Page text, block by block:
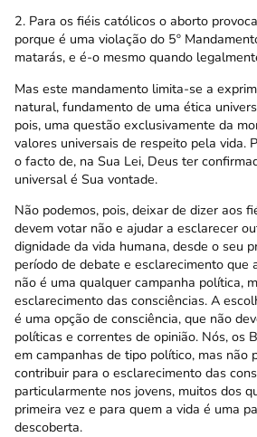
2. Para os fiéis católicos o aborto
porque é uma violação do 5º
matarás, e é-o mesmo quando
Mas este mandamento limita-se a
natural, fundamento de uma ética
pois, uma questão exclusivamente da
valores universais de respeito pela vida.
o facto de, na Sua Lei, Deus ter
universal é Sua vontade.
Não podemos, pois, deixar de dizer aos
devem votar não e ajudar a esclarecer
dignidade da vida humana, desde o seu
período de debate e esclarecimento que
não é uma qualquer campanha política,
esclarecimento das consciências. A
é uma opção de consciência, que não
políticas e correntes de opinião. Nós, os
em campanhas de tipo político, mas não
contribuir para o esclarecimento das
particularmente nos jovens, muitos dos
primeira vez e para quem a vida é uma
descoberta.